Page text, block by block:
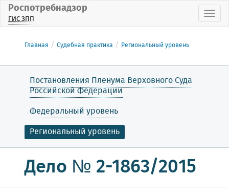
Роспотребнадзор
ГИС ЗПП
Главная Судебная практика Региональный уровень
Постановления Пленума Верховного Суда
Российской Федерации
Федеральный уровень
Региональный уровень
Дело № 2-1863/2015